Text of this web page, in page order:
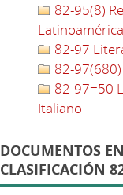
82-95(8)
Latinoamérica
82-97
82-
82-97=50
Italiano
DOCUMENTOS
CLASIFICACIÓN